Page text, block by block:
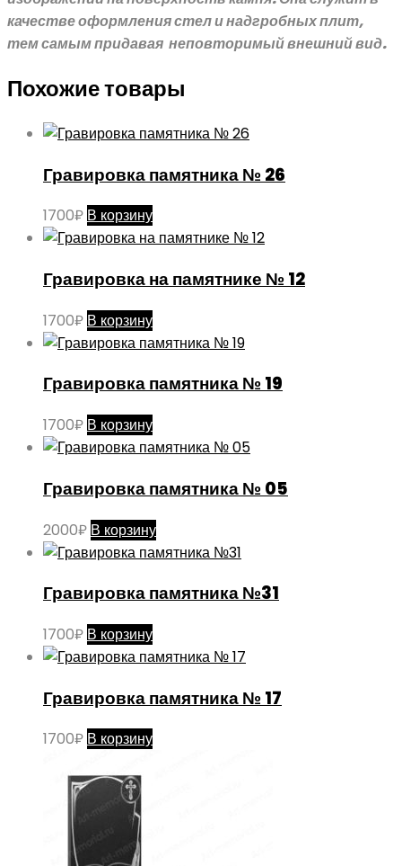
качестве оформления стел и надгробных плит,
тем самым придавая неповторимый внешний вид.
Похожие товары
Гравировка памятника № 26
1700₽ В корзину
Гравировка на памятнике № 12
1700₽ В корзину
Гравировка памятника № 19
1700₽ В корзину
Гравировка памятника № 05
2000₽ В корзину
Гравировка памятника №31
1700₽ В корзину
Гравировка памятника № 17
1700₽ В корзину